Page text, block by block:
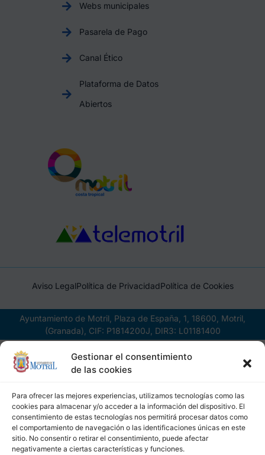
Gestionar el consentimiento
de las cookies
Para ofrecer las mejores experiencias, utilizamos tecnologías como las
cookies para almacenar y/o acceder a la información del dispositivo. El
consentimiento de estas tecnologías nos permitirá procesar datos como
el comportamiento de navegación o las identificaciones únicas en este
sitio. No consentir o retirar el consentimiento, puede afectar
negativamente a ciertas características y funciones.
Webs municipales
Pasarela de Pago
Canal Ético
Plataforma de Datos
Abiertos
Aviso LegalPolítica de PrivacidadPolítica de Cookies
Ayuntamiento de Motril, Plaza de España, 1, 18600, Motril,
(Granada), CIF: P1814200J, DIR3: L01181400